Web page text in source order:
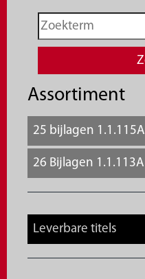
Assortiment
25 bijlagen 1.1.115A
26 Bijlagen 1.1.113A
Leverbare titels